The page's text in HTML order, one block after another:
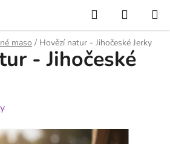
Hledat
KOŠÍK
maso / Hovězí natur - Jihočeské Jerky
- Jihočeské